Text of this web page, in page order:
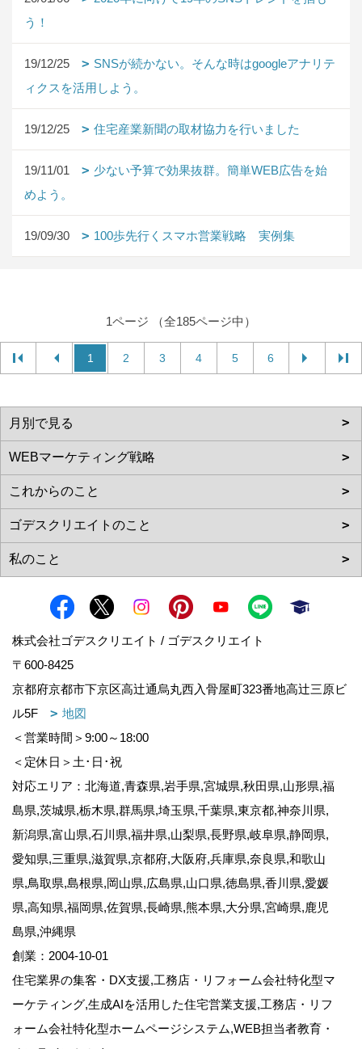
う！
19/12/25
SNSが続かない。そんな時はgoogleアナリテ
ィクスを活用しよう。
19/12/25 住宅産業新聞の取材協力を行いました
19/11/01
少ない予算で効果抜群。簡単WEB広告を始
めよう。
19/09/30 100歩先行くスマホ営業戦略 実例集
1ページ （全185ページ中）
1 2 3 4 5 6
株式会社ゴデスクリエイト / ゴデスクリエイト
〒600-8425
京都府京都市下京区高辻通烏丸西入骨屋町323番地高辻三原ビ
ル5F
地図
＜営業時間＞9:00～18:00
＜定休日＞土･日･祝
対応エリア：北海道,青森県,岩手県,宮城県,秋田県,山形県,福
島県,茨城県,栃木県,群馬県,埼玉県,千葉県,東京都,神奈川県,
新潟県,富山県,石川県,福井県,山梨県,長野県,岐阜県,静岡県,
愛知県,三重県,滋賀県,京都府,大阪府,兵庫県,奈良県,和歌山
県,鳥取県,島根県,岡山県,広島県,山口県,徳島県,香川県,愛媛
県,高知県,福岡県,佐賀県,長崎県,熊本県,大分県,宮崎県,鹿児
島県,沖縄県
創業：2004-10-01
住宅業界の集客・DX支援,工務店・リフォーム会社特化型マ
ーケティング,生成AIを活用した住宅営業支援,工務店・リフ
ォーム会社特化型ホームページシステム,WEB担当者教育・